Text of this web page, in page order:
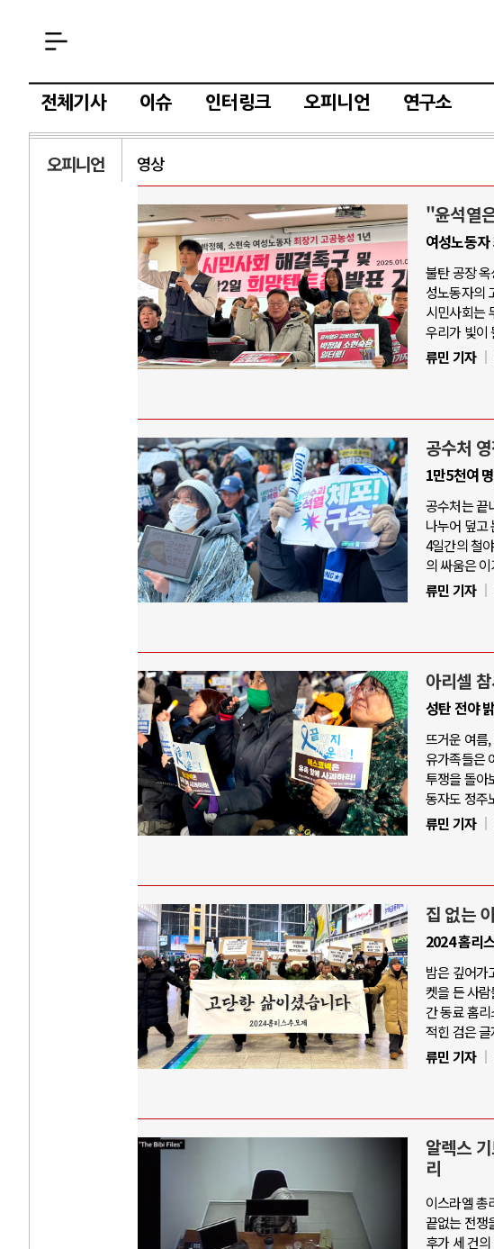
전체기사 이슈 인터링크 오피니언 연구소
오피니언 영상
"윤석열
여성노동
불탄 공장
성노동자의
시민사회는
우리가 빛이
류민 기자
공수처
1만5천여
공수처는 끝
나누어 덮고
4일간의 철
의 싸움은
류민 기자
아리셀
성탄 전야
뜨거운 여름
유가족들은
투쟁을 돌아
동자도 정주
류민 기자
집 없는
2024 홈리
밤은 깊어가
켓을 든 사
간 동료 홈
적힌 검은
류민 기자
알렉스
리
이스라엘 총
끝없는 전쟁
후가 세 건
AI와 인간
중국 AI, 저가 공세로 글로벌 토
AI 국부펀드 구상 놓고 미국 진
AI 데이터센터 반대 투쟁은 새로
AI의 숨은 환경 비용: 데이터센